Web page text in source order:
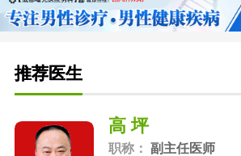
推荐医生
高 坪
职称： 副主任医师